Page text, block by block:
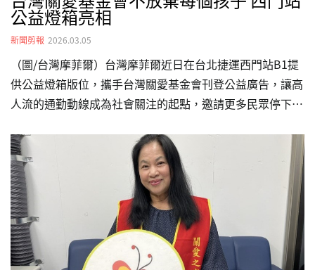
公益燈箱亮相
新聞剪報 2026.03.05
（圖/台灣摩菲爾）台灣摩菲爾近日在台北捷運西門站B1提
供公益燈箱版位，攜手台灣關愛基金會刊登公益廣告，讓高
人流的通勤動線成為社會關注的起點，邀請更多民眾停下腳
與孩子互動練球為主軸，傳遞「不放棄任何一個孩子」的理
念。透過陪伴與引導的意象，強調孩子真正需要的不是短暫
的關心，而是長期且穩定的支持，包含全日型照顧、生活陪
伴與成長資源。摩菲爾表示，城市媒體不只用來做商業宣
傳，也能成為公共價值的放大器；希望把公益放進日常視線
中，累積理解與信任，進一步帶動更多人與更多企業加入，
一起把需要幫助的孩子接住、陪他們走得更遠。